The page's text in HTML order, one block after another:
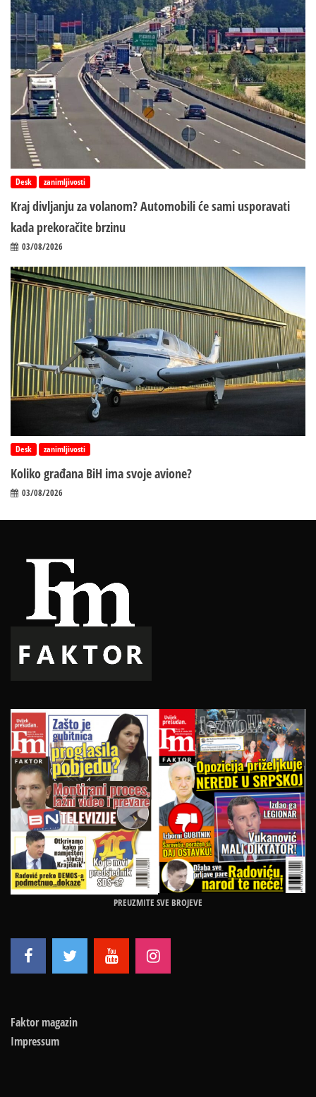
Desk zanimljivosti
Kraj divljanju za volanom? Automobili će sami usporavati
kada prekoračite brzinu
03/08/2026
Desk zanimljivosti
Koliko građana BiH ima svoje avione?
03/08/2026
PREUZMITE SVE BROJEVE
Faktor magazin
Impressum